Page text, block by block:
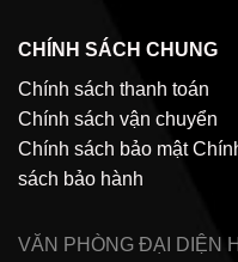
CHÍNH SÁCH CHUNG
Chính sách thanh toán
Chính sách vận chuyển
Chính sách bảo mật
sách bảo hành
VĂN PHÒNG ĐẠI DIỆN